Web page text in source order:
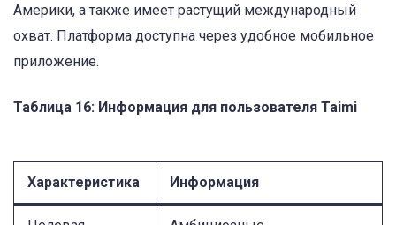
Америки, а также имеет растущий международный
охват. Платформа доступна через удобное мобильное
приложение.
Таблица 16: Информация для пользователя Taimi
Характеристика Информация